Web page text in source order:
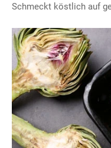
Schmeckt köstlich auf